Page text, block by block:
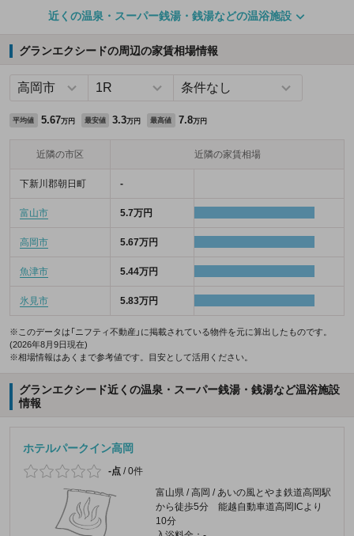
近くの温泉・スーパー銭湯・銭湯などの温浴施設
グランエクシードの周辺の家賃相場情報
平均値 5.67万円 最安値 3.3万円 最高値 7.8万円
近隣の市区 近隣の家賃相場
下新川郡朝日町 -
富山市 5.7万円
高岡市 5.67万円
魚津市 5.44万円
氷見市 5.83万円
※このデータは「ニフティ不動産」に掲載されている物件を元に算出したものです。
(2026年8月9日現在)
※相場情報はあくまで参考値です。目安として活用ください。
グランエクシード近くの温泉・スーパー銭湯・銭湯など温浴施設
情報
ホテルパークイン高岡
-点 /0件
富山県 / 高岡 / あいの風とやま鉄道高岡駅
から徒歩5分 能越自動車道高岡ICより
10分